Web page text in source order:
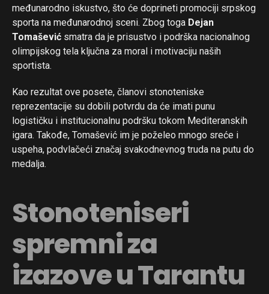
međunarodno iskustvo, što će doprineti promociji srpskog
sporta na međunarodnoj sceni. Zbog toga Dejan
Tomašević smatra da je prisustvo i podrška nacionalnog
olimpijskog tela ključna za moral i motivaciju naših
sportista.
Kao rezultat ove posete, članovi stonoteniske
reprezentacije su dobili potvrdu da će imati punu
logističku i institucionalnu podršku tokom Mediteranskih
igara. Takođe, Tomašević im je poželeo mnogo sreće i
uspeha, podvlačeći značaj svakodnevnog truda na putu do
medalja.
Stonoteniseri
spremni za
izazove u Tarantu